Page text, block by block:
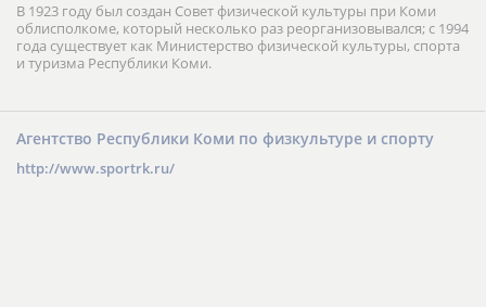
В 1923 году был создан Совет физической культуры при Коми
облисполкоме, который несколько раз реорганизовывался; с 1994
года существует как Министерство физической культуры, спорта
и туризма Республики Коми.
Агентство Республики Коми по физкультуре и спорту
http://www.sportrk.ru/